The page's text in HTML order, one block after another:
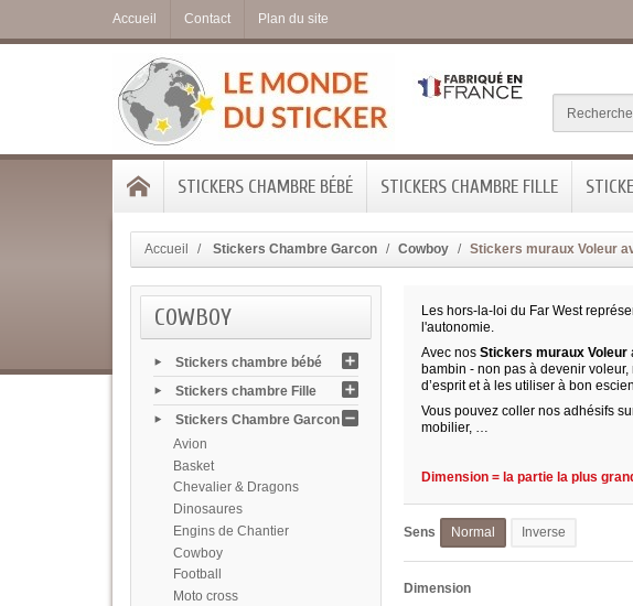
Accueil Contact Plan du site
STICKERS CHAMBRE BÉBÉ STICKERS CHAMBRE FILLE
Accueil Stickers Chambre Garcon Cowboy Stickers muraux Voleur
COWBOY
Stickers chambre bébé
Stickers chambre Fille
Stickers Chambre Garcon
Avion
Basket
Chevalier & Dragons
Dinosaures
Engins de Chantier
Cowboy
Football
Moto cross
Les hors-la-loi du Far West
l'autonomie.
Avec nosStickers muraux Voleur
bambin - non pas à devenir
d’esprit et à les utiliser à bon
Vous pouvez coller nos adhésifs
mobilier, …
Dimension = la partie la plus
Sens Normal Inverse
Dimension